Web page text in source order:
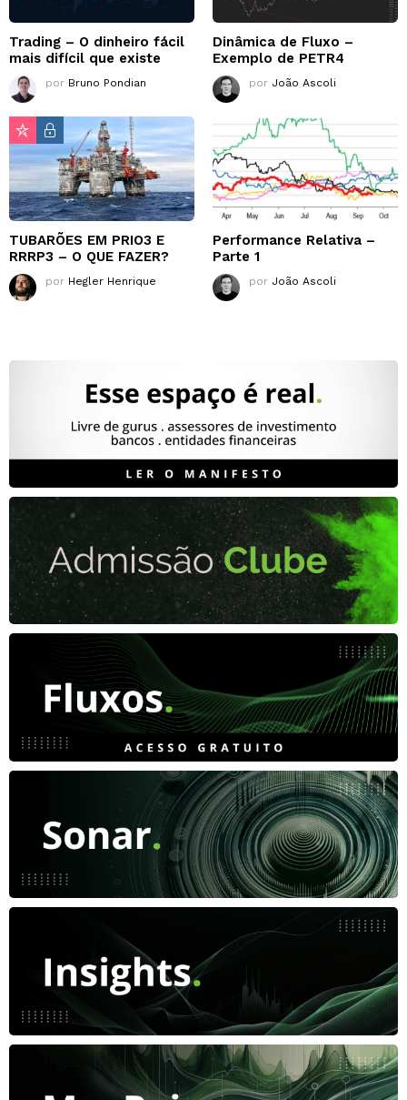
Trading – O dinheiro fácil
mais difícil que existe
por Bruno Pondian
Dinâmica de Fluxo –
Exemplo de PETR4
por João Ascoli
TUBARÕES EM PRIO3 E
RRRP3 – O QUE FAZER?
por Hegler Henrique
Performance Relativa –
Parte 1
por João Ascoli